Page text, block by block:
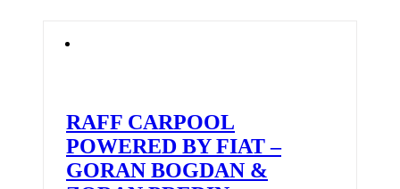
RAFF CARPOOL
POWERED BY FIAT –
GORAN BOGDAN &